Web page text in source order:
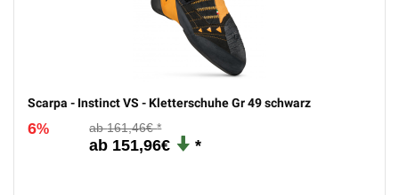
Scarpa - Instinct VS - Kletterschuhe Gr 49 schwarz
6% 161,46€
151,96€